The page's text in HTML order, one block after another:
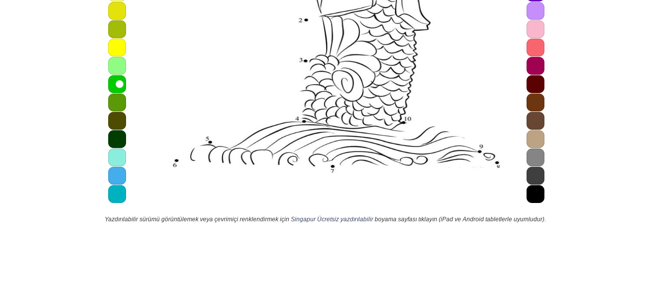
Yazdırılabilir sürümü görüntülemek veya çevrimiçi renklendirmek için Singapur Ücretsiz yazdırılabilirboyama sayfası tıklayın (iPad ve Android tabletlerle uyumludur).